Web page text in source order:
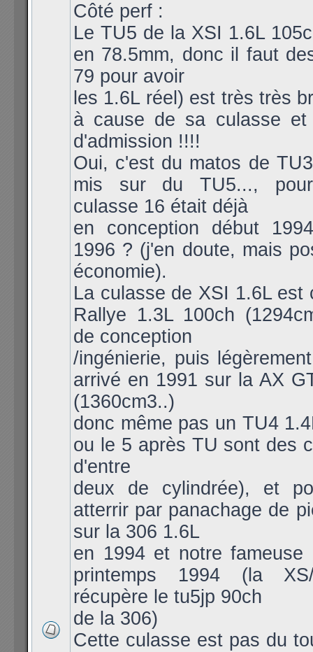
Côté perf :
Le TU5 de la XSI 1.6L
en 78.5mm, donc il faut
79 pour avoir
les 1.6L réel) est très très
à cause de sa culasse
d'admission !!!!
Oui, c'est du matos de
mis sur du TU5...,
culasse 16 était déjà
en conception début
1996 ? (j'en doute, mais
économie).
La culasse de XSI 1.6L est
Rallye 1.3L 100ch
de conception
/ingénierie, puis
arrivé en 1991 sur la AX
(1360cm3..)
donc même pas un TU4
ou le 5 après TU sont des
d'entre
deux de cylindrée), et
atterrir par panachage de
sur la 306 1.6L
en 1994 et notre fameuse
printemps 1994 (la
récupère le tu5jp 90ch
de la 306)
Cette culasse est pas du